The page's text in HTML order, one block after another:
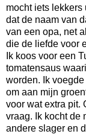
mocht iets lekkers
dat de naam van
van een opa, net
die de liefde voor
Ik koos voor een
tomatensaus
worden. Ik
om aan mijn
voor wat extra pit.
vraag. Ik kocht de
andere slager en